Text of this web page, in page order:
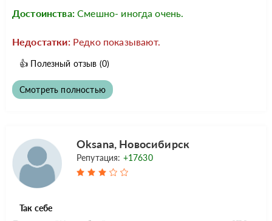
Достоинства: Смешно- иногда очень.
Недостатки: Редко показывают.
👍 Полезный отзыв (0)
Смотреть полностью
Oksana, Новосибирск
Репутация: +17630
Так себе